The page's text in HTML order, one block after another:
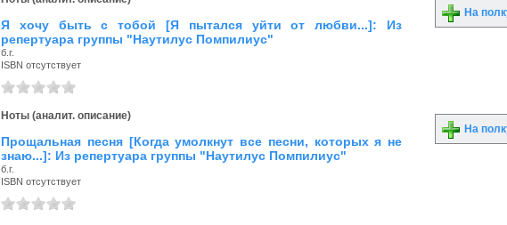
Я хочу быть с тобой [Я пытался уйти от любви...]: Из
репертуара группы "Наутилус Помпилиус"
б.г.
ISBN отсутствует
На
Ноты (аналит. описание)
Прощальная песня [Когда умолкнут все песни, которых я не
знаю...]: Из репертуара группы "Наутилус Помпилиус"
б.г.
ISBN отсутствует
На